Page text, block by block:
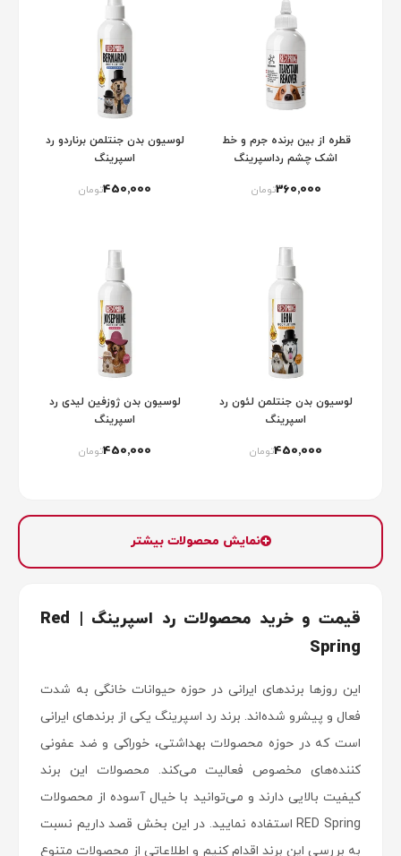
قطره از بین برنده جرم و خط
اشک چشم رداسپرینگ
360٬000تومان
لوسیون بدن جنتلمن برناردو رد
اسپرینگ
450٬000تومان
لوسیون بدن جنتلمن لئون رد
اسپرینگ
450٬000تومان
لوسیون بدن ژوزفین لیدی رد
اسپرینگ
450٬000تومان
نمایش محصولات بیشتر
قیمت و خرید محصولات رد اسپرینگ | Red
Spring
این روزها برندهای ایرانی در حوزه حیوانات خانگی به شدت
فعال و پیشرو شده‌اند. برند رد اسپرینگ یکی از برندهای ایرانی
است که در حوزه محصولات بهداشتی، خوراکی و ضد عفونی
کننده‌های مخصوص فعالیت می‌کند. محصولات این برند
کیفیت بالایی دارند و می‌توانید با خیال آسوده از محصولات
RED Spring استفاده نمایید. در این بخش قصد داریم نسبت
به بررسی این برند اقدام کنیم و اطلاعاتی از محصولات متنوع